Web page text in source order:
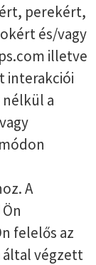
perekért,
és/vagy
illetve
interakciói
a
A
felelős az
által végzett